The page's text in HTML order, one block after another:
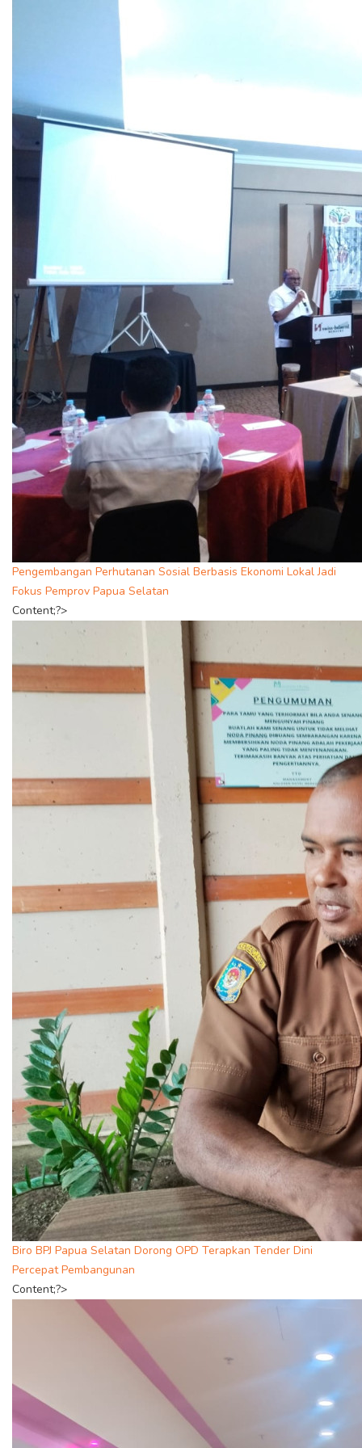
Pengembangan Perhutanan Sosial Berbasis Ekonomi Lokal Jadi
Fokus Pemprov Papua Selatan
Content;?>
Biro BPJ Papua Selatan Dorong OPD Terapkan Tender Dini
Percepat Pembangunan
Content;?>